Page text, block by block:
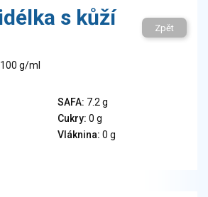
výrobky
výrobky
chleby, pufované výrobky
s kůží Zpět
g/ml
SAFA: 7.2 g
Cukry: 0 g
Vláknina: 0 g